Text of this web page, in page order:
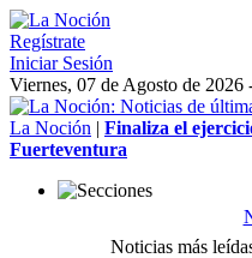
Regístrate
Iniciar Sesión
Viernes, 07 de Agosto de 2026
La Noción | Finaliza el
Fuerteventura
Noticias más